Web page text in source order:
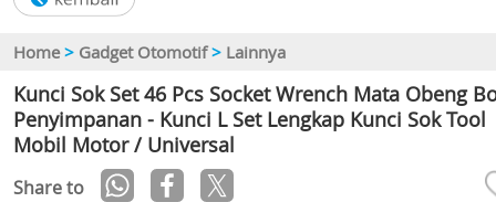
Home > Gadget Otomotif > Lainnya
Kunci Sok Set 46 Pcs Socket Wrench Mata Obeng
Penyimpanan - Kunci L Set Lengkap Kunci Sok Tool
Mobil Motor / Universal
Share to